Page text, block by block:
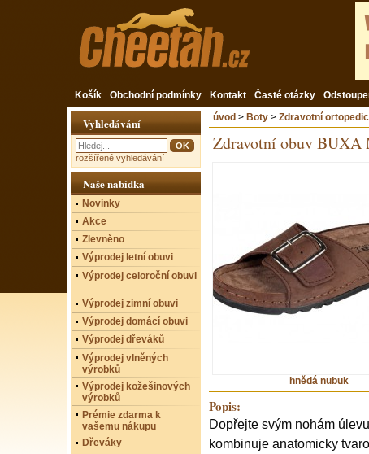
Košík Obchodní podmínky Kontakt Časté otázky
úvod > Boty > Zdravotní
Zdravotní obuv BUXA
hnědá nubuk
Popis:
Dopřejte svým nohám
kombinuje anatomicky
Vyhledávání
rozšířené vyhledávání
Naše nabídka
Novinky
Akce
Zlevněno
Výprodej letní obuvi
Výprodej celoroční obuvi
Výprodej zimní obuvi
Výprodej domácí obuvi
Výprodej dřeváků
Výprodej vlněných
výrobků
Výprodej kožešinových
výrobků
Prémie zdarma k
vašemu nákupu
Dřeváky